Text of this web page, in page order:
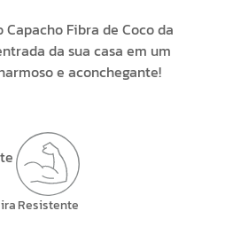
Fibra de Coco da
da sua casa em um
e aconchegante!
Resistente